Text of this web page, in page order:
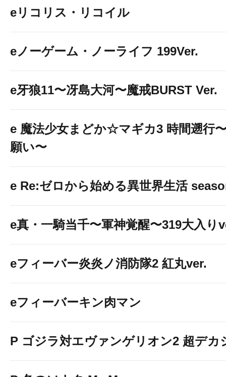
eリコリス・リコイル
eノーゲーム・ノーライフ 199Ver.
e牙狼11〜冴島大河〜魔戒BURST Ver.
e 魔法少女まどか☆マギカ3 時間遡行
願い〜
e Re:ゼロから始める異世界生活
e真・一騎当千〜軍神覚醒〜319大入り
eフィーバー炎炎ノ消防隊2 紅丸ver.
eフィーバーキン肉マン
P ゴジラ対エヴァンゲリオン2 超デカ